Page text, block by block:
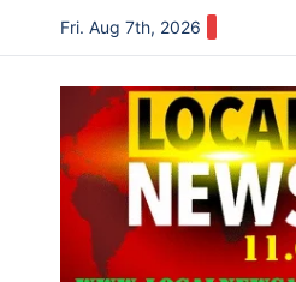
to
content
Fri. Aug 7th, 2026